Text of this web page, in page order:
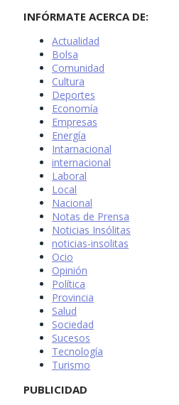
INFÓRMATE ACERCA DE:
Actualidad
Bolsa
Comunidad
Cultura
Deportes
Economía
Empresas
Energía
Intarnacional
internacional
Laboral
Local
Nacional
Notas de Prensa
Noticias Insólitas
noticias-insolitas
Ocio
Opinión
Política
Provincia
Salud
Sociedad
Sucesos
Tecnología
Turismo
PUBLICIDAD